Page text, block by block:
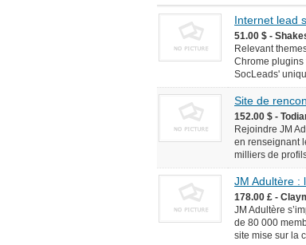
Internet lead
51.00 $ -
Relevant
Chrome plugins
SocLeads'
Site de
152.00 $ -
Rejoindre JM
en renseignant
milliers de
JM Adultère :
178.00 £ -
JM Adultère
de 80 000
site mise sur la